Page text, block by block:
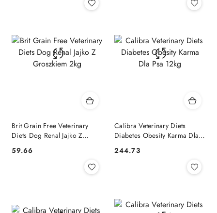
Brit Grain Free Veterinary
Diets Dog Renal Jajko Z
Cena:
59.66
Calibra Veterinary Diets
Diabetes Obesity Karma Dla
Cena:
244.73